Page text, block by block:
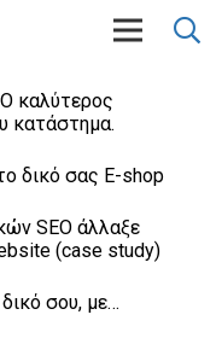
καλύτερος
κατάστημα.
δικό σας E-shop
SEO άλλαξε
(case study)
σου, με…